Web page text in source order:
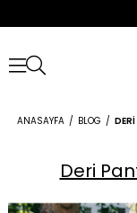
ANASAYFA BLOG
Deri